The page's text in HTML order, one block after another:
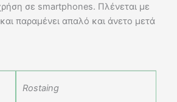
σε smartphones. Πλένεται με
παραμένει απαλό και άνετο μετά
Rostaing